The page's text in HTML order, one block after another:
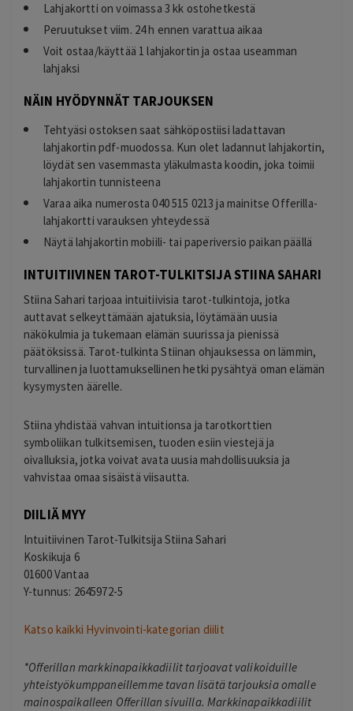
Lahjakortti on voimassa 3 kk ostohetkestä
Peruutukset viim. 24 h ennen varattua aikaa
Voit ostaa/käyttää 1 lahjakortin ja ostaa useamman
lahjaksi
NÄIN HYÖDYNNÄT TARJOUKSEN
Tehtyäsi ostoksen saat sähköpostiisi ladattavan
lahjakortin pdf-muodossa. Kun olet ladannut lahjakortin,
löydät sen vasemmasta yläkulmasta koodin, joka toimii
lahjakortin tunnisteena
Varaa aika numerosta 040 515 0213 ja mainitse Offerilla-
lahjakortti varauksen yhteydessä
Näytä lahjakortin mobiili- tai paperiversio paikan päällä
INTUITIIVINEN TAROT-TULKITSIJA STIINA SAHARI
Stiina Sahari tarjoaa intuitiivisia tarot-tulkintoja, jotka
auttavat selkeyttämään ajatuksia, löytämään uusia
näkökulmia ja tukemaan elämän suurissa ja pienissä
päätöksissä. Tarot-tulkinta Stiinan ohjauksessa on lämmin,
turvallinen ja luottamuksellinen hetki pysähtyä oman elämän
kysymysten äärelle.
Stiina yhdistää vahvan intuitionsa ja tarotkorttien
symboliikan tulkitsemisen, tuoden esiin viestejä ja
oivalluksia, jotka voivat avata uusia mahdollisuuksia ja
vahvistaa omaa sisäistä viisautta.
DIILIÄ MYY
Intuitiivinen Tarot-Tulkitsija Stiina Sahari
Koskikuja 6
01600 Vantaa
Y-tunnus: 2645972-5
Katso kaikki Hyvinvointi-kategorian diilit
*Offerillan markkinapaikkadiilit tarjoavat valikoiduille
yhteistyökumppaneillemme tavan lisätä tarjouksia omalle
mainospaikalleen Offerillan sivuilla. Markkinapaikkadiilit